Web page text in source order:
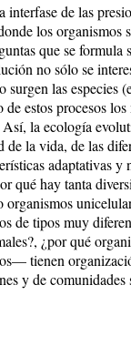
de las
los organismos
que se formula
no sólo se
surgen las especies
estos procesos los
Así, la ecología
de la vida, de las
adaptativas y
qué hay tanta
organismos
de tipos muy
¿por qué
tienen
y de comunidades